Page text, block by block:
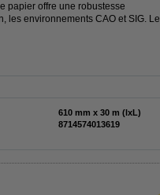
papier offre une robustesse
les environnements CAO et SIG. Le
610 mm x 30 m (lxL)
8714574013619